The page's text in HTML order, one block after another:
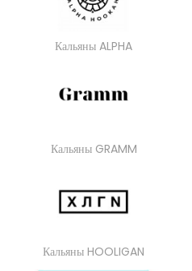
Кальяны ALPHA
Кальяны GRAMM
Кальяны HOOLIGAN